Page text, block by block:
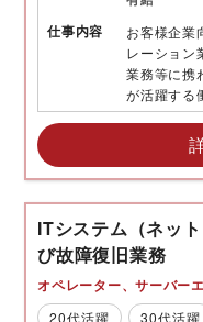
仕事内容
お客様企業
レーション
業務等に携
が活躍する
ITシステム（ネッ
び故障復旧業務
オペレーター サーバー
20代活躍 30代活躍